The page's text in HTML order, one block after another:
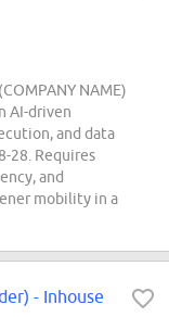
NAME)
AI-driven
and data
28. Requires
and
mobility in a
- Inhouse